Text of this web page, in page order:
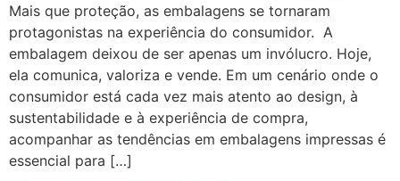
Mais que proteção, as embalagens se tornaram
protagonistas na experiência do consumidor. A
embalagem deixou de ser apenas um invólucro. Hoje,
ela comunica, valoriza e vende. Em um cenário onde o
consumidor está cada vez mais atento ao design, à
sustentabilidade e à experiência de compra,
acompanhar as tendências em embalagens impressas é
essencial para […]